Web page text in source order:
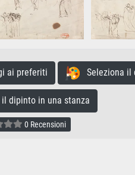
ai preferiti Seleziona il
dipinto in una stanza
0 Recensioni